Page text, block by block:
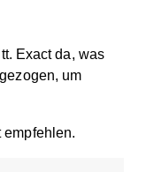
Exact da, was
um
empfehlen.